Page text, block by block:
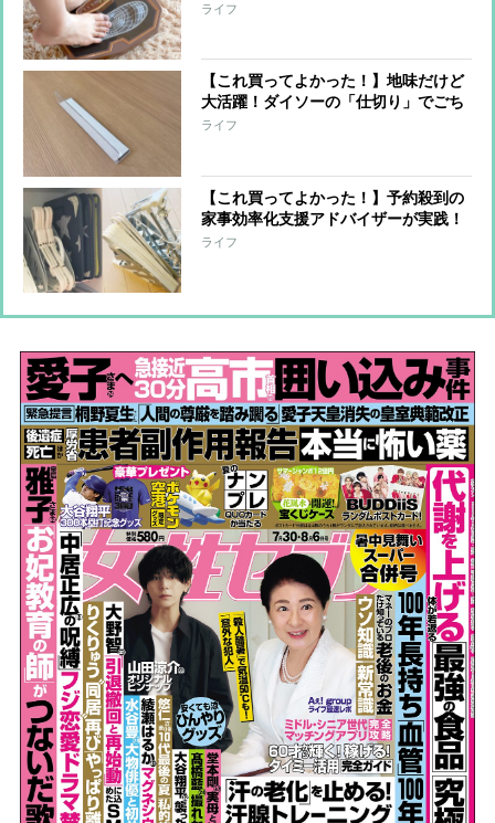
『フットエナジーPRO』性能アップ＆
ライフ
【これ買ってよかった！】地味だけど
大活躍！ダイソーの「仕切り」でごち
ゃつくトレー内の小物も劇的すっきり
ライフ
【これ買ってよかった！】予約殺到の
家事効率化支援アドバイザーが実践！
100均のファイルスタンドの収納術
ライフ